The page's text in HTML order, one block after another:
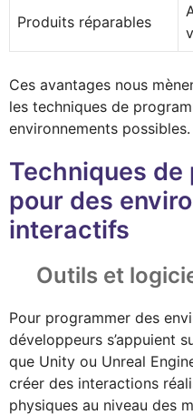
Produits réparables
Ces avantages nous
les techniques de
environnements possibles.
Techniques
pour des
interactifs
Outils et
Pour programmer des
développeurs s’appuient
que Unity ou Unreal
créer des interactions
physiques au niveau des